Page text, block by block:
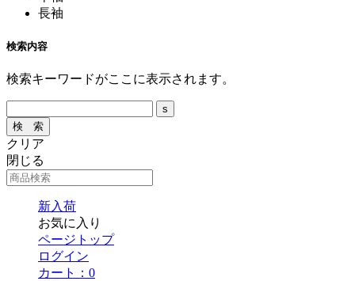
長袖
検索内容
検索キーワードがここに表示されます。
クリア
閉じる
新入荷
お気に入り
ページトップ
ログイン
カート： 0